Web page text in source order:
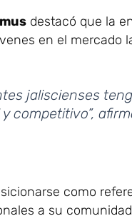
destacó que la
en el mercado
jaliscienses
competitivo”,
como
a su